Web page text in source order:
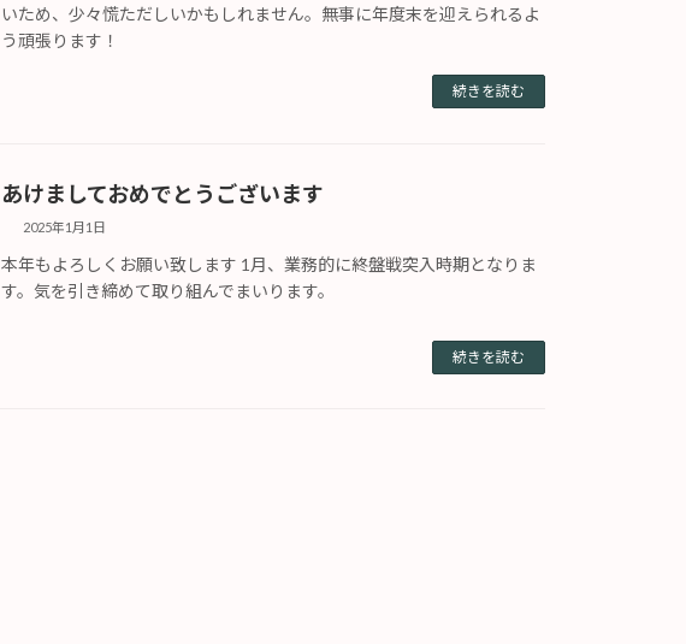
いため、少々慌ただしいかもしれません。無事に年度末を迎えられるよ
う頑張ります！
続きを読む
あけましておめでとうございます
2025年1月1日
本年もよろしくお願い致します 1月、業務的に終盤戦突入時期となりま
す。気を引き締めて取り組んでまいります。
続きを読む